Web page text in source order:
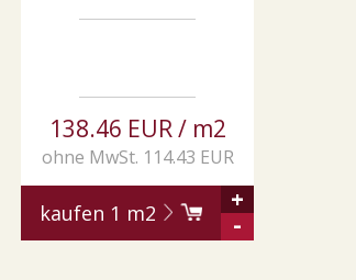
138.46 EUR / m2
ohne MwSt. 114.43 EUR
kaufen 1 m2
+
-